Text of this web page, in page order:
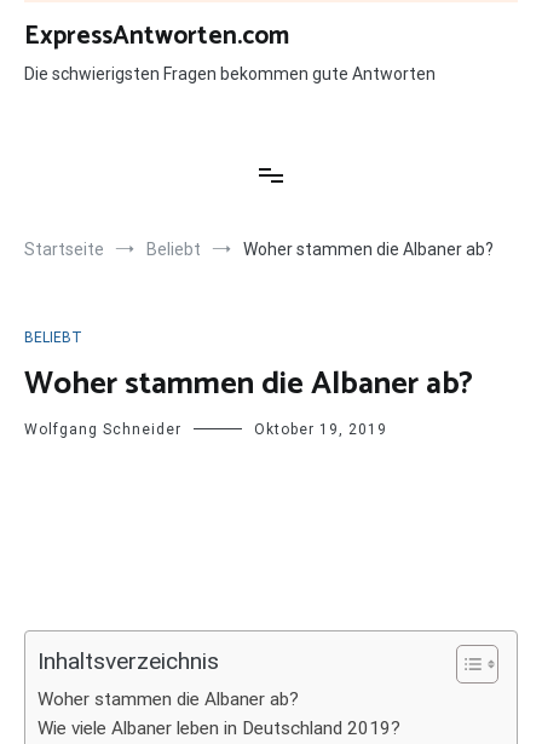
Zum
Inhalt
springen
ExpressAntworten.com
Die schwierigsten Fragen bekommen gute Antworten
Startseite Beliebt Woher stammen die Albaner ab?
BELIEBT
Woher stammen die Albaner ab?
Wolfgang Schneider Oktober 19, 2019
Inhaltsverzeichnis
Woher stammen die Albaner ab?
Wie viele Albaner leben in Deutschland 2019?